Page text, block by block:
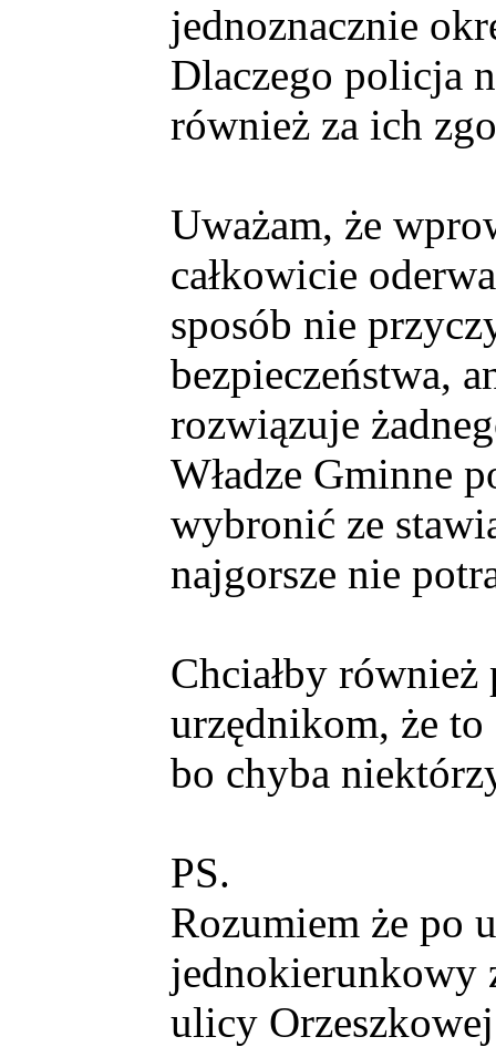
jednoznacznie
Dlaczego policja
również za ich
Uważam, że
całkowicie
sposób nie
bezpieczeństwa,
rozwiązuje
Władze Gminne
wybronić ze
najgorsze nie
Chciałby
urzędnikom, że
bo chyba
PS.
Rozumiem że po
jednokierunkowy
ulicy